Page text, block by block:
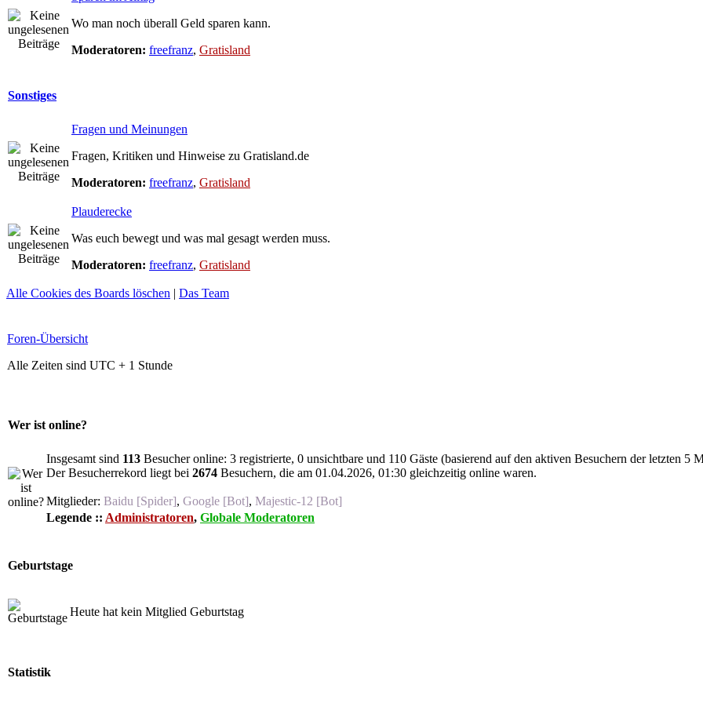
Wo man noch überall Geld sparen kann.
Moderatoren: freefranz, Gratisland
Sonstiges
Fragen und Meinungen
Fragen, Kritiken und Hinweise zu Gratisland.de
Moderatoren: freefranz, Gratisland
Plauderecke
Was euch bewegt und was mal gesagt werden muss.
Moderatoren: freefranz, Gratisland
Alle Cookies des Boards löschen | Das Team
Foren-Übersicht
Alle Zeiten sind UTC + 1 Stunde
Wer ist online?
Insgesamt sind 113 Besucher online: 3 registrierte, 0 unsichtbare und 110 Gäste (basierend auf den aktiven Besuchern der letzten 5
Der Besucherrekord liegt bei 2674 Besuchern, die am 01.04.2026, 01:30 gleichzeitig online waren.
Mitglieder: Baidu [Spider], Google [Bot], Majestic-12 [Bot]
Legende :: Administratoren, Globale Moderatoren
Geburtstage
Heute hat kein Mitglied Geburtstag
Statistik